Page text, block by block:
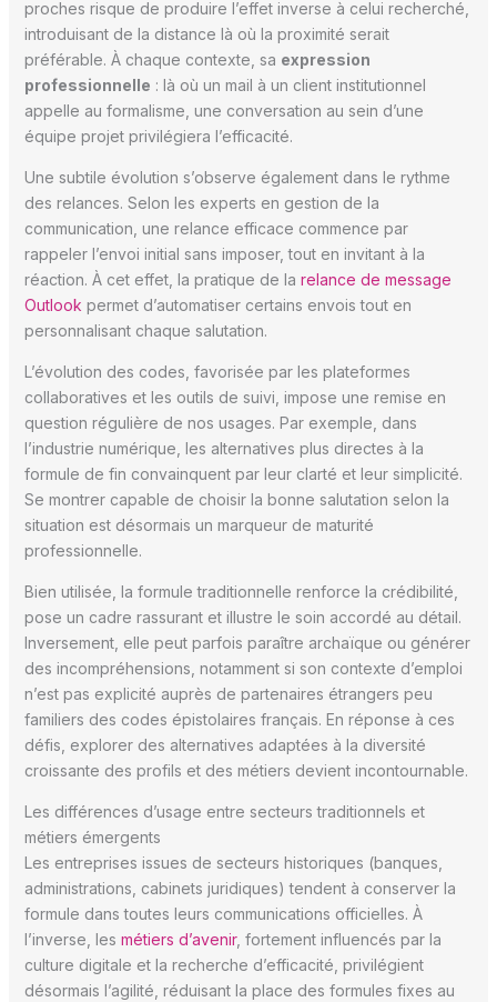
proches risque de produire l’effet inverse à celui recherché,
introduisant de la distance là où la proximité serait
préférable. À chaque contexte, sa expression
professionnelle : là où un mail à un client institutionnel
appelle au formalisme, une conversation au sein d’une
équipe projet privilégiera l’efficacité.
Une subtile évolution s’observe également dans le rythme
des relances. Selon les experts en gestion de la
communication, une relance efficace commence par
rappeler l’envoi initial sans imposer, tout en invitant à la
réaction. À cet effet, la pratique de la relance de message
Outlook permet d’automatiser certains envois tout en
personnalisant chaque salutation.
L’évolution des codes, favorisée par les plateformes
collaboratives et les outils de suivi, impose une remise en
question régulière de nos usages. Par exemple, dans
l’industrie numérique, les alternatives plus directes à la
formule de fin convainquent par leur clarté et leur simplicité.
Se montrer capable de choisir la bonne salutation selon la
situation est désormais un marqueur de maturité
professionnelle.
Bien utilisée, la formule traditionnelle renforce la crédibilité,
pose un cadre rassurant et illustre le soin accordé au détail.
Inversement, elle peut parfois paraître archaïque ou générer
des incompréhensions, notamment si son contexte d’emploi
n’est pas explicité auprès de partenaires étrangers peu
familiers des codes épistolaires français. En réponse à ces
défis, explorer des alternatives adaptées à la diversité
croissante des profils et des métiers devient incontournable.
Les différences d’usage entre secteurs traditionnels et
métiers émergents
Les entreprises issues de secteurs historiques (banques,
administrations, cabinets juridiques) tendent à conserver la
formule dans toutes leurs communications officielles. À
l’inverse, les métiers d’avenir, fortement influencés par la
culture digitale et la recherche d’efficacité, privilégient
désormais l’agilité, réduisant la place des formules fixes au